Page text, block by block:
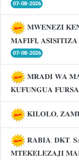
07-08-2026
𝐌𝐖𝐄𝐍𝐄𝐙𝐈
𝐌𝐀𝐅𝐈𝐅𝐈,
07-08-2026
𝐌𝐑𝐀𝐃𝐈 𝐖𝐀
𝐊𝐔𝐅𝐔𝐍𝐆𝐔𝐀
𝐊𝐈𝐋𝐎𝐋𝐎,
𝐑𝐀𝐁𝐈𝐀: 𝐃𝐊𝐓.
𝐌𝐓𝐄𝐊𝐄𝐋𝐄𝐙𝐀𝐉𝐈